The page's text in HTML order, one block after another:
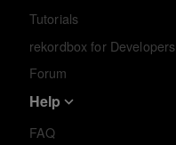
Tutorials
rekordbox for Developers
Forum
Help
FAQ